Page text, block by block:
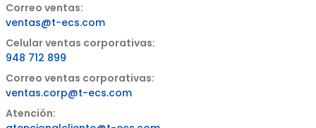
Correo ventas:
ventas@t-ecs.com
Celular ventas corporativas:
948 712 899
Correo ventas corporativas:
ventas.corp@t-ecs.com
Atención: